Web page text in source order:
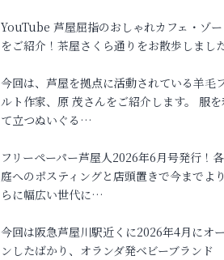
YouTube 芦屋屈指のおしゃれカフェ・ゾ
をご紹介！茶屋さくら通りをお散歩しまし
今回は、芦屋を拠点に活動されている羊毛
ルト作家、原 茂さんをご紹介します。 服を
て立つぬいぐる…
フリーペーパー芦屋人2026年6月号発行！
庭へのポスティングと店頭置きで今までよ
らに幅広い世代に…
今回は阪急芦屋川駅近くに2026年4月にオ
ンしたばかり、オランダ発ベビーブランド